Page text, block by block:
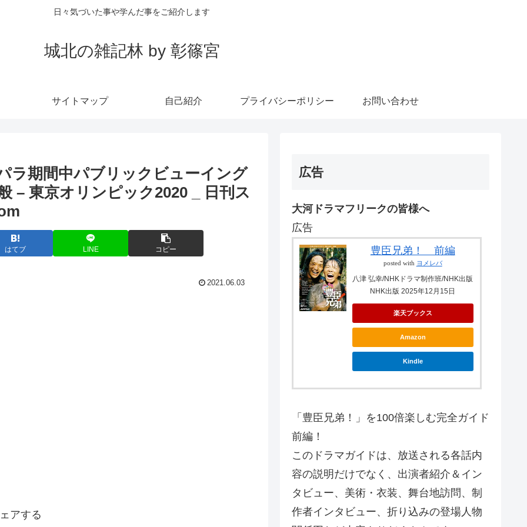
日々気づいた事や学んだ事をご紹介します
城北の雑記林 by 彰篠宮
サイトマップ 自己紹介 プライバシーポリシー お問い合わせ
ラ期間中パブリックビューイング
– 東京オリンピック2020 _ 日刊ス
はてブ LINE コピー
2021.06.03
アする
広告
大河ドラマフリークの皆様へ
広告
豊臣兄弟！ 前編
posted with ヨメレバ
八津 弘幸/NHKドラマ制作班/NHK出版
NHK出版 2025年12月15日
楽天ブックス
Amazon
Kindle
「豊臣兄弟！」を100倍楽しむ完全ガイド
前編！
このドラマガイドは、放送される各話内
容の説明だけでなく、出演者紹介＆イン
タビュー、美術・衣装、舞台地訪問、制
作者インタビュー、折り込みの登場人物